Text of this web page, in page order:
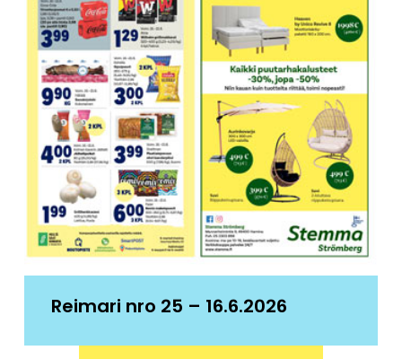
Reimari nro 25 – 16.6.2026